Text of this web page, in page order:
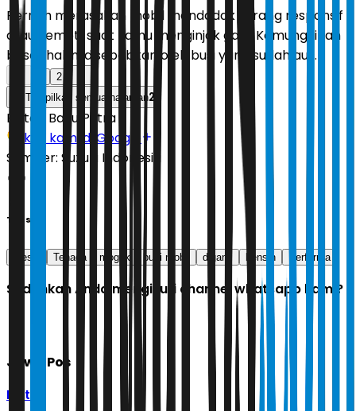
Pernah merasakan mobil mendadak kurang responsif
atau "lemot" saat kamu menginjak gas? Kemungkinan
besar hal ini disebabkan oleh busi yang sudah aus.
2
Tampilkan semua halaman2
Editor: Bayu Putra
Ikuti kami di Google
Sumber: Suzuki Indonesia
Tags
Mesin Tenaga mogok busi mobil diganti bensin Performa
Sudahkah Anda mengikuti channel whatsapp kami?
Jawa Pos
Ikuti